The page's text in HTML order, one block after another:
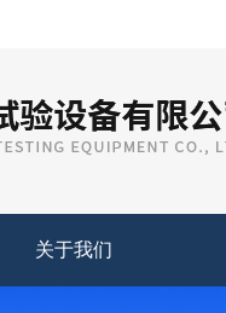
关于我们